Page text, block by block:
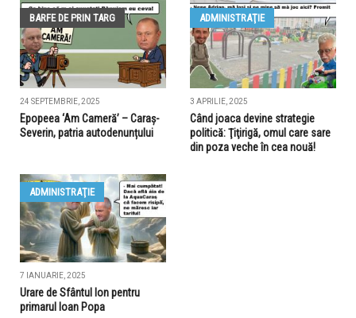
BARFE DE PRIN TARG
24 SEPTEMBRIE, 2025
Epopeea ‘Am Cameră’ – Caraș-
Severin, patria autodenunțului
ADMINISTRAŢIE
3 APRILIE, 2025
Când joaca devine strategie
politică: Ţiţirigă, omul care sare
din poza veche în cea nouă!
ADMINISTRAŢIE
7 IANUARIE, 2025
Urare de Sfântul Ion pentru
primarul Ioan Popa